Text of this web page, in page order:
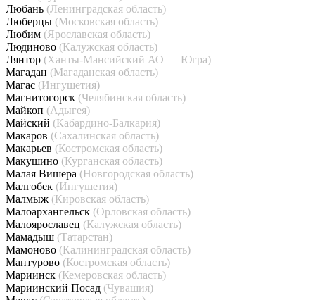
Любань (Ленинградская область)
Люберцы (Московская область)
Любим (Ярославская область)
Людиново (Калужская область)
Лянтор (Ханты-Мансийский АО — Югра)
Магадан (Магаданская область)
Магас (Ингушетия)
Магнитогорск (Челябинская область)
Майкоп (Адыгея)
Майский (Кабардино-Балкария)
Макаров (Сахалинская область)
Макарьев (Костромская область)
Макушино (Курганская область)
Малая Вишера (Новгородская область)
Малгобек (Ингушетия)
Малмыж (Кировская область)
Малоархангельск (Орловская область)
Малоярославец (Калужская область)
Мамадыш (Татарстан)
Мамоново (Калининградская область)
Мантурово (Костромская область)
Мариинск (Кемеровская область)
Мариинский Посад (Чувашия)